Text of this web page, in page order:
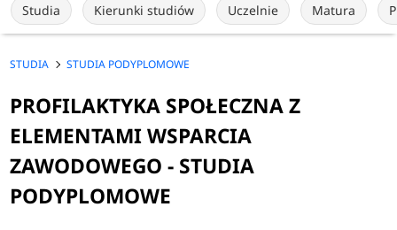
Studia Kierunki studiów Uczelnie Matura
STUDIA STUDIA PODYPLOMOWE
PROFILAKTYKA SPOŁECZNA Z
ELEMENTAMI WSPARCIA
ZAWODOWEGO - STUDIA
PODYPLOMOWE